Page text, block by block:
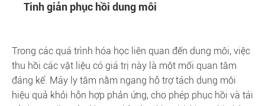
Tinh giản phục hồi dung môi
Trong các quá trình hóa học liên quan đến dung môi, việc
thu hồi các vật liệu có giá trị này là một mối quan tâm
đáng kể. Máy ly tâm nằm ngang hỗ trợ tách dung môi
hiệu quả khỏi hỗn hợp phản ứng, cho phép phục hồi và tái